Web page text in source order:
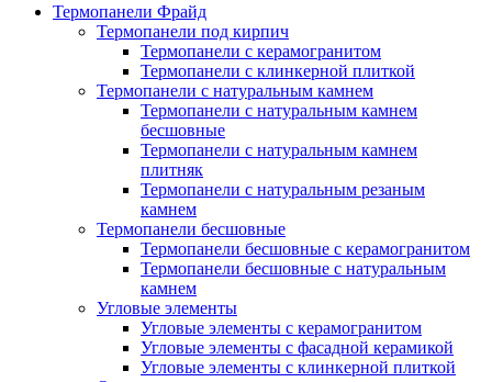
Термопанели Фрайд
Термопанели под кирпич
Термопанели с керамогранитом
Термопанели с клинкерной плиткой
Термопанели с натуральным камнем
Термопанели с натуральным камнем
бесшовные
Термопанели с натуральным камнем
плитняк
Термопанели с натуральным резаным
камнем
Термопанели бесшовные
Термопанели бесшовные с керамогранитом
Термопанели бесшовные с натуральным
камнем
Угловые элементы
Угловые элементы с керамогранитом
Угловые элементы с фасадной керамикой
Угловые элементы с клинкерной плиткой